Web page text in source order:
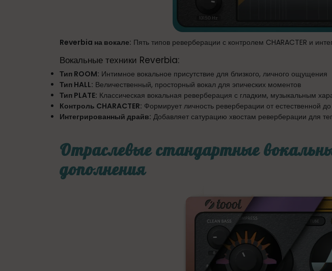
Reverbia на вокале: Пять типов реверберации с контролем CHARACTER и
Вокальные техники Reverbia:
Тип ROOM: Интимное вокальное присутствие для близкого, личного ощущения
Тип HALL: Величественный, просторный вокал для эпических моментов
Тип PLATE: Классическая вокальная реверберация с гладким, музыкальным
Контроль CHARACTER: Формирует личность реверберации от естественной
Интегрированный драйв: Добавляет сатурацию хвостам реверберации для
Отраслевые стандартные
дополнения